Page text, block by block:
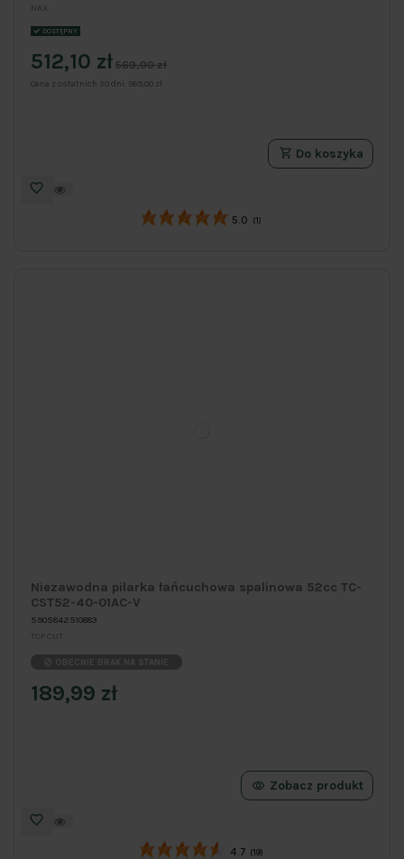
NAX
DOSTĘPNY
512,10 zł 569,00 zł
Cena z ostatnich 30 dni: 569,00 zł
Do koszyka
5.0 (1)
Niezawodna pilarka łańcuchowa spalinowa 52cc TC-
CST52-40-01AC-V
5905842510883
TOP CUT
OBECNIE BRAK NA STANIE
189,99 zł
Zobacz produkt
4.7 (19)